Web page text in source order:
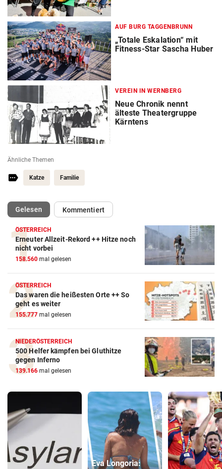
AUF BURG TAGGENBRUNN
„Totale Eskalation“ mit
Fitness-Star Sascha Huber
VEREIN IN WERNBERG
Neue Chronik nennt
älteste Theatergruppe
Kärntens
Ähnliche Themen
Katze Familie
Gelesen(ausgewählt)Kommentiert
ÖSTERREICH
Erneuter Allzeit-Rekord ++ Hitze noch
nicht vorbei
158.560 mal gelesen
ÖSTERREICH
Das waren die heißesten Orte ++ So
geht es weiter
155.777 mal gelesen
NIEDERÖSTERREICH
500 Helfer kämpfen bei Gluthitze
gegen Inferno
139.166 mal gelesen
Eva Longoria: